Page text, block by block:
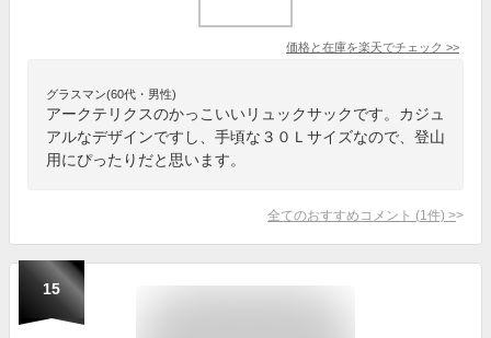
価格と在庫を楽天でチェック >>
グラスマン(60代・男性)
アークテリクスのかっこいいリュックサックです。カジュ
アルなデザインですし、手頃な３０Ｌサイズなので、登山
用にぴったりだと思います。
全てのおすすめコメント (1 件) >
15